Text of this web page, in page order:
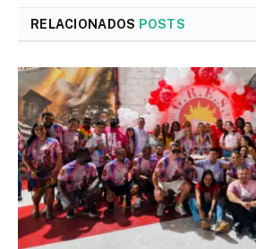
RELACIONADOS POSTS